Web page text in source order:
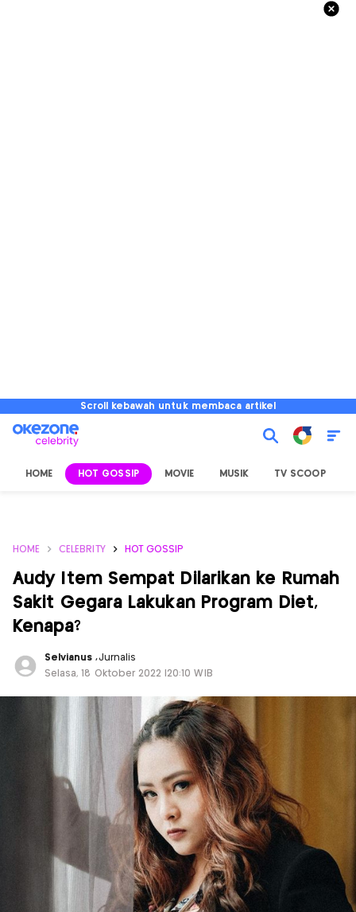
Scroll kebawah untuk membaca artikel
HOME HOT GOSSIP MOVIE MUSIK TV SCOOP
HOME CELEBRITY HOT GOSSIP
Audy Item Sempat Dilarikan ke Rumah
Sakit Gegara Lakukan Program Diet,
Kenapa?
Selvianus,Jurnalis
Selasa, 18 Oktober 2022 |20:10 WIB